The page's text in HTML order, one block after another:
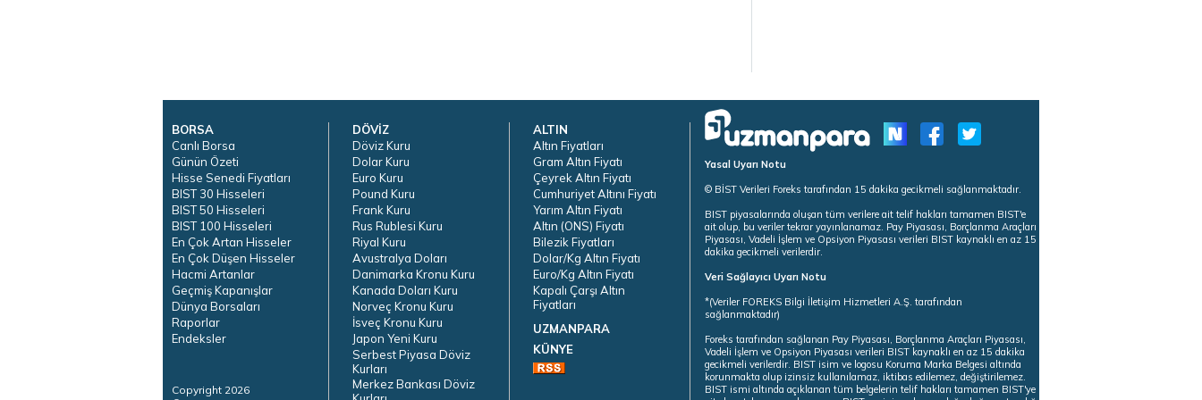
BORSA
Canlı Borsa
Günün Özeti
Hisse Senedi Fiyatları
BIST 30 Hisseleri
BIST 50 Hisseleri
BIST 100 Hisseleri
En Çok Artan Hisseler
En Çok Düşen Hisseler
Hacmi Artanlar
Geçmiş Kapanışlar
Dünya Borsaları
Raporlar
Endeksler
Copyright 2026
DÖVİZ
Döviz Kuru
Dolar Kuru
Euro Kuru
Pound Kuru
Frank Kuru
Rus Rublesi Kuru
Riyal Kuru
Avustralya Doları
Danimarka Kronu Kuru
Kanada Doları Kuru
Norveç Kronu Kuru
İsveç Kronu Kuru
Japon Yeni Kuru
Serbest Piyasa Döviz
Kurları
Merkez Bankası Döviz
ALTIN
Altın Fiyatları
Gram Altın Fiyatı
Çeyrek Altın Fiyatı
Cumhuriyet Altını Fiyatı
Yarım Altın Fiyatı
Altın (ONS) Fiyatı
Bilezik Fiyatları
Dolar/Kg Altın Fiyatı
Euro/Kg Altın Fiyatı
Kapalı Çarşı Altın
Fiyatları
UZMANPARA
KÜNYE
Yasal Uyarı Notu
© BİST Verileri Foreks tarafından 15 dakika gecikmeli sağlanmaktadır.
BIST piyasalarında oluşan tüm verilere ait telif hakları tamamen BIST'e
ait olup, bu veriler tekrar yayınlanamaz. Pay Piyasası, Borçlanma Araçları
Piyasası, Vadeli İşlem ve Opsiyon Piyasası verileri BIST kaynaklı en az 15
dakika gecikmeli verilerdir.
Veri Sağlayıcı Uyarı Notu
*(Veriler FOREKS Bilgi İletişim Hizmetleri A.Ş. tarafından
sağlanmaktadır)
Foreks tarafından sağlanan Pay Piyasası, Borçlanma Araçları Piyasası,
Vadeli İşlem ve Opsiyon Piyasası verileri BIST kaynaklı en az 15 dakika
gecikmeli verilerdir. BIST isim ve logosu Koruma Marka Belgesi altında
korunmakta olup izinsiz kullanılamaz, iktibas edilemez, değiştirilemez.
BIST ismi altında açıklanan tüm belgelerin telif hakları tamamen BIST'ye